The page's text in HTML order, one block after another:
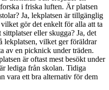
i friska luften. Är platsen
Ja, lekplatsen är tillgänglig
gör det enkelt för alla att ta
eller skugga? Ja, det
lekplatsen, vilket ger föräldrar
av en picknick under träden.
är oftast mest besökt under
lediga från skolan. Tidiga
vara ett bra alternativ för dem